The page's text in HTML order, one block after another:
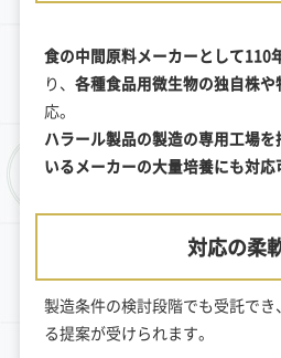
食の中間原料メーカーとして110
り、 各種食品用微生物の独自株
応。
ハラール製品の製造の専用工場
いるメーカーの大量培養にも対応
対応の柔
製造条件の検討段階でも受託で
る提案が受けられます。